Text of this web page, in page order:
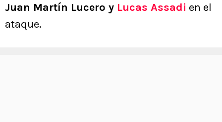
Juan Martín Lucero y Lucas Assadi en el
ataque.